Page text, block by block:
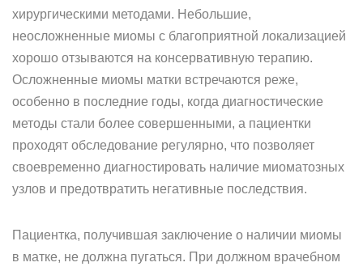
хирургическими методами. Небольшие,
неосложненные миомы с благоприятной локализацией
хорошо отзываются на консервативную терапию.
Осложненные миомы матки встречаются реже,
особенно в последние годы, когда диагностические
методы стали более совершенными, а пациентки
проходят обследование регулярно, что позволяет
своевременно диагностировать наличие миоматозных
узлов и предотвратить негативные последствия.
Пациентка, получившая заключение о наличии миомы
в матке, не должна пугаться. При должном врачебном